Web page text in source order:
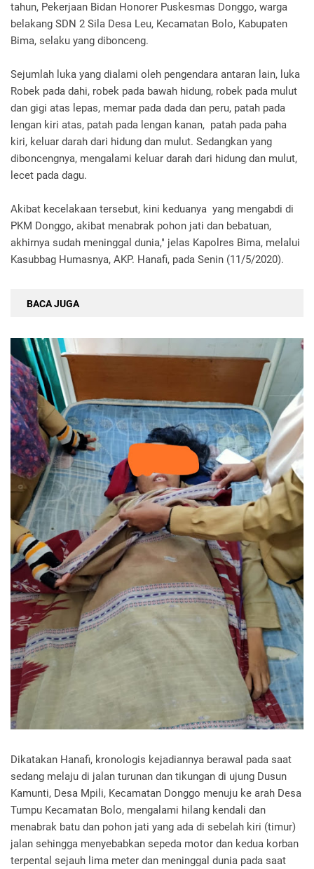
tahun, Pekerjaan Bidan Honorer Puskesmas Donggo, warga
belakang SDN 2 Sila Desa Leu, Kecamatan Bolo, Kabupaten
Bima, selaku yang dibonceng.
Sejumlah luka yang dialami oleh pengendara antaran lain, luka
Robek pada dahi, robek pada bawah hidung, robek pada mulut
dan gigi atas lepas, memar pada dada dan peru, patah pada
lengan kiri atas, patah pada lengan kanan, patah pada paha
kiri, keluar darah dari hidung dan mulut. Sedangkan yang
diboncengnya, mengalami keluar darah dari hidung dan mulut,
lecet pada dagu.
Akibat kecelakaan tersebut, kini keduanya yang mengabdi di
PKM Donggo, akibat menabrak pohon jati dan bebatuan,
akhirnya sudah meninggal dunia," jelas Kapolres Bima, melalui
Kasubbag Humasnya, AKP. Hanafi, pada Senin (11/5/2020).
BACA JUGA
Dikatakan Hanafi, kronologis kejadiannya berawal pada saat
sedang melaju di jalan turunan dan tikungan di ujung Dusun
Kamunti, Desa Mpili, Kecamatan Donggo menuju ke arah Desa
Tumpu Kecamatan Bolo, mengalami hilang kendali dan
menabrak batu dan pohon jati yang ada di sebelah kiri (timur)
jalan sehingga menyebabkan sepeda motor dan kedua korban
terpental sejauh lima meter dan meninggal dunia pada saat